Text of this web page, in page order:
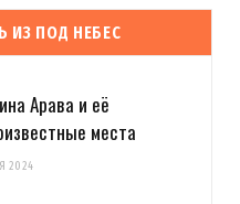
ИЗ ПОД НЕБЕС
Арава и её
места
2024